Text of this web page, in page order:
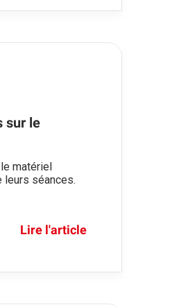
sur le
matériel
séances.
Lire l'article